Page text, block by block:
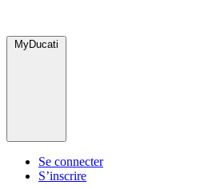
MyDucati
Se connecter
S’inscrire